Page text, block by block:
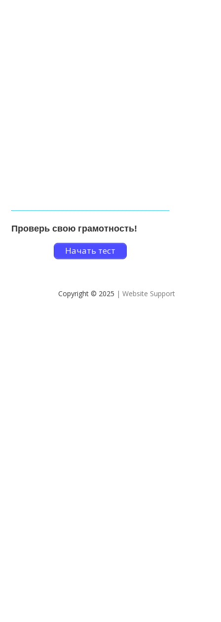
Проверь свою грамотность!
Начать тест
Copyright © 2025 | Website Support